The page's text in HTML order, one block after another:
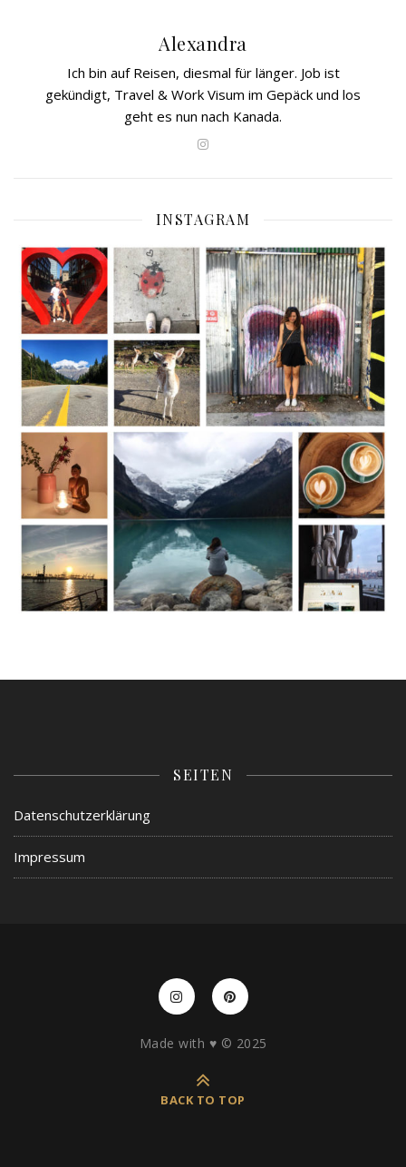
Alexandra
Ich bin auf Reisen, diesmal für länger. Job ist
gekündigt, Travel & Work Visum im Gepäck und los
geht es nun nach Kanada.
INSTAGRAM
SEITEN
Datenschutzerklärung
Impressum
Made with ♥️ © 2025
BACK TO TOP